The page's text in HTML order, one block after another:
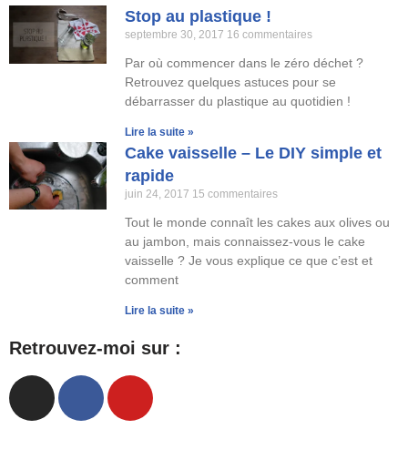
Stop au plastique !
septembre 30, 2017 16 commentaires
Par où commencer dans le zéro déchet ?
Retrouvez quelques astuces pour se
débarrasser du plastique au quotidien !
Lire la suite »
Cake vaisselle – Le DIY simple et
rapide
juin 24, 2017 15 commentaires
Tout le monde connaît les cakes aux olives ou
au jambon, mais connaissez-vous le cake
vaisselle ? Je vous explique ce que c’est et
comment
Lire la suite »
Retrouvez-moi sur :